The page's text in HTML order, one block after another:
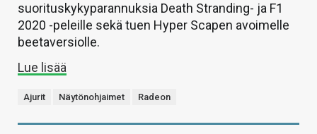
suorituskykyparannuksia Death Stranding- ja F1
2020 -peleille sekä tuen Hyper Scapen avoimelle
beetaversiolle.
Lue lisää
Ajurit Näytönohjaimet Radeon